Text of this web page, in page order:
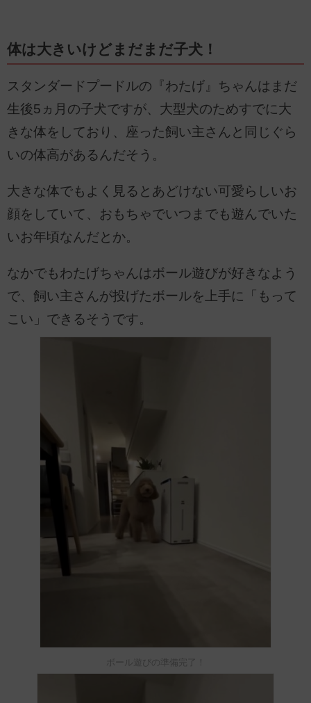
体は大きいけどまだまだ子犬！
スタンダードプードルの『わたげ』ちゃんはまだ
生後5ヵ月の子犬ですが、大型犬のためすでに大
きな体をしており、座った飼い主さんと同じぐら
いの体高があるんだそう。
大きな体でもよく見るとあどけない可愛らしいお
顔をしていて、おもちゃでいつまでも遊んでいた
いお年頃なんだとか。
なかでもわたげちゃんはボール遊びが好きなよう
で、飼い主さんが投げたボールを上手に「もって
こい」できるそうです。
ボール遊びの準備完了！